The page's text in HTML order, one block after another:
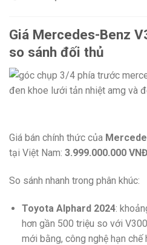
Giá Mercedes-Benz
so sánh đối thủ
Giá bán chính thức của
tại Việt Nam: 3.999.000.000 VNĐ
So sánh nhanh trong phân khúc:
Toyota Alphard 2024:
hơn gần 500 triệu so với
mới bằng, công nghệ hạn chế